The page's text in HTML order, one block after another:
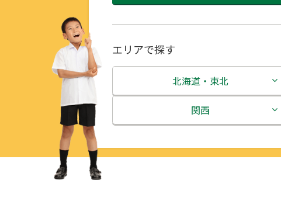
エリアで探す
北海道・東北
北海道
関西